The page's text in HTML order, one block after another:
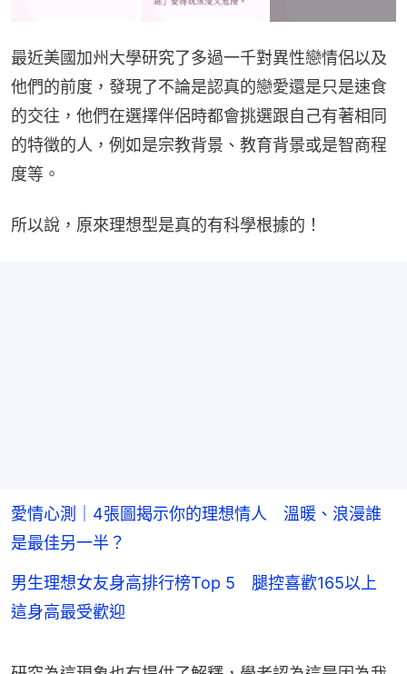
最近美國加州大學研究了多過一千對異性戀情侶以及
他們的前度，發現了不論是認真的戀愛還是只是速食
的交往，他們在選擇伴侶時都會挑選跟自己有著相同
的特徵的人，例如是宗教背景、教育背景或是智商程
度等。
所以說，原來理想型是真的有科學根據的！
愛情心測｜4張圖揭示你的理想情人 溫暖、浪漫誰
是最佳另一半？
男生理想女友身高排行榜Top 5 腿控喜歡165以上
這身高最受歡迎